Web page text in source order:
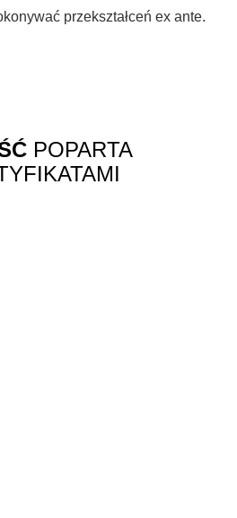
przekształceń ex ante.
POPARTA